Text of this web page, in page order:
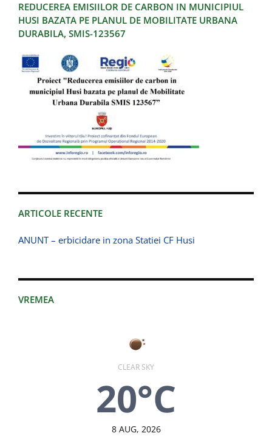
REDUCEREA EMISIILOR DE CARBON IN MUNICIPIUL
HUSI BAZATA PE PLANUL DE MOBILITATE URBANA
DURABILA, SMIS-123567
ARTICOLE RECENTE
ANUNT – erbicidare in zona Statiei CF Husi
VREMEA
CLEAR SKY
20°C
8 AUG, 2026